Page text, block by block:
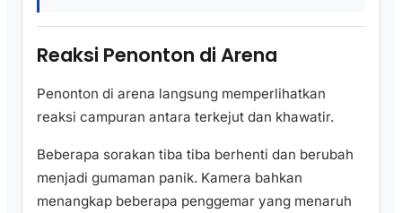
Reaksi Penonton di Arena
Penonton di arena langsung memperlihatkan
reaksi campuran antara terkejut dan khawatir.
Beberapa sorakan tiba tiba berhenti dan berubah
menjadi gumaman panik. Kamera bahkan
menangkap beberapa penggemar yang menaruh